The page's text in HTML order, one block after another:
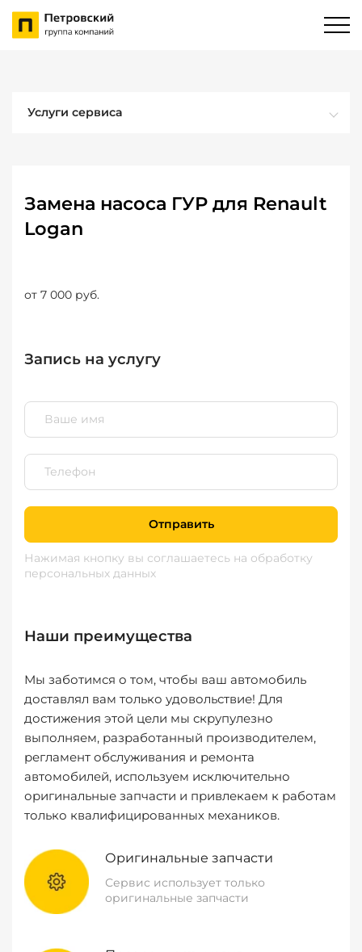
Услуги сервиса
Замена насоса ГУР для Renault
Logan
от 7 000 руб.
Запись на услугу
Отправить
Нажимая кнопку вы соглашаетесь на обработку
персональных данных
Наши преимущества
Мы заботимся о том, чтобы ваш автомобиль
доставлял вам только удовольствие! Для
достижения этой цели мы скрупулезно
выполняем, разработанный производителем,
регламент обслуживания и ремонта
автомобилей, используем исключительно
оригинальные запчасти и привлекаем к работам
только квалифицированных механиков.
Оригинальные запчасти
Сервис использует только
оригинальные запчасти